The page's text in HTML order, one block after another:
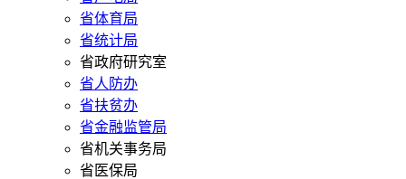
省体育局
省统计局
省政府研究室
省人防办
省扶贫办
省金融监管局
省机关事务局
省医保局